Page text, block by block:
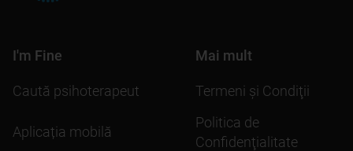
I'm Fine
Caută psihoterapeut
Aplicația mobilă
Mai mult
Termeni şi Condiţii
Politica de
Confidenţialitate